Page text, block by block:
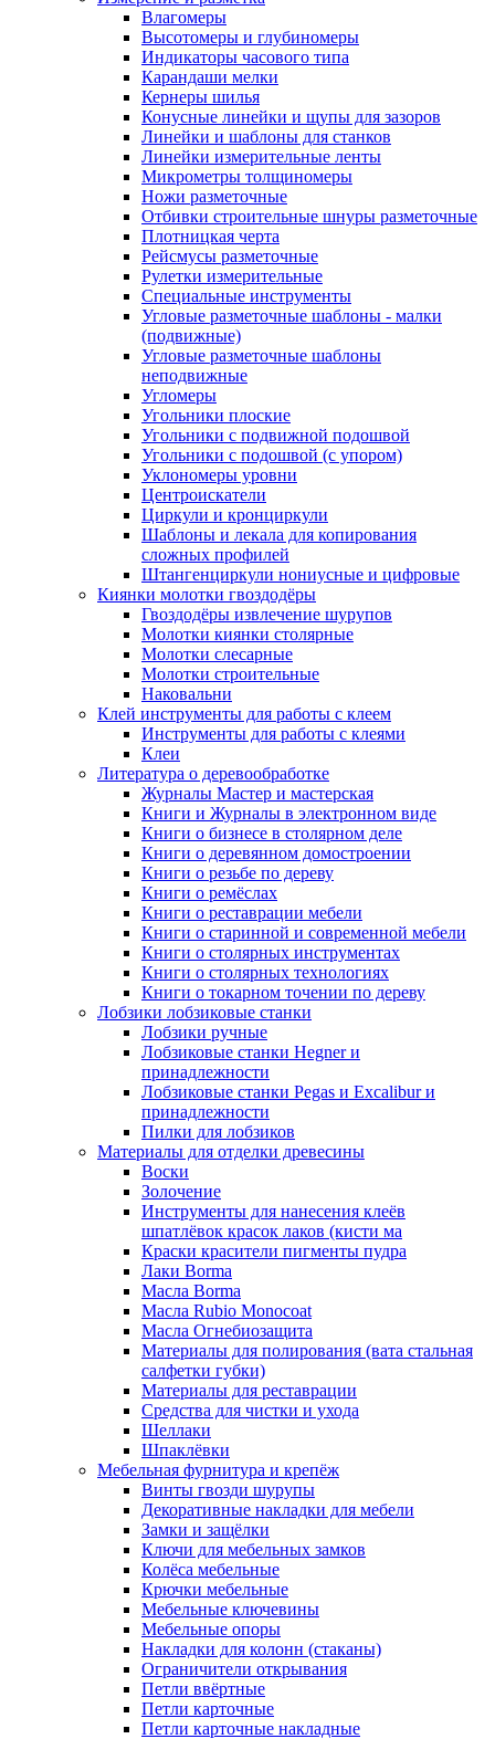
Влагомеры
Высотомеры и глубиномеры
Индикаторы часового типа
Карандаши мелки
Кернеры шилья
Конусные линейки и щупы для зазоров
Линейки и шаблоны для станков
Линейки измерительные ленты
Микрометры толщиномеры
Ножи разметочные
Отбивки строительные шнуры разметочные
Плотницкая черта
Рейсмусы разметочные
Рулетки измерительные
Специальные инструменты
Угловые разметочные шаблоны - малки
(подвижные)
Угловые разметочные шаблоны
неподвижные
Угломеры
Угольники плоские
Угольники с подвижной подошвой
Угольники с подошвой (с упором)
Уклономеры уровни
Центроискатели
Циркули и кронциркули
Шаблоны и лекала для копирования
сложных профилей
Штангенциркули нониусные и цифровые
Киянки молотки гвоздодёры
Гвоздодёры извлечение шурупов
Молотки киянки столярные
Молотки слесарные
Молотки строительные
Наковальни
Клей инструменты для работы с клеем
Инструменты для работы с клеями
Клеи
Литература о деревообработке
Журналы Мастер и мастерская
Книги и Журналы в электронном виде
Книги о бизнесе в столярном деле
Книги о деревянном домостроении
Книги о резьбе по дереву
Книги о ремёслах
Книги о реставрации мебели
Книги о старинной и современной мебели
Книги о столярных инструментах
Книги о столярных технологиях
Книги о токарном точении по дереву
Лобзики лобзиковые станки
Лобзики ручные
Лобзиковые станки Hegner и
принадлежности
Лобзиковые станки Pegas и Excalibur и
принадлежности
Пилки для лобзиков
Материалы для отделки древесины
Воски
Золочение
Инструменты для нанесения клеёв
шпатлёвок красок лаков (кисти ма
Краски красители пигменты пудра
Лаки Borma
Масла Borma
Масла Rubio Monocoat
Масла Огнебиозащита
Материалы для полирования (вата стальная
салфетки губки)
Материалы для реставрации
Средства для чистки и ухода
Шеллаки
Шпаклёвки
Мебельная фурнитура и крепёж
Винты гвозди шурупы
Декоративные накладки для мебели
Замки и защёлки
Ключи для мебельных замков
Колёса мебельные
Крючки мебельные
Мебельные ключевины
Мебельные опоры
Накладки для колонн (стаканы)
Ограничители открывания
Петли ввёртные
Петли карточные
Петли карточные накладные